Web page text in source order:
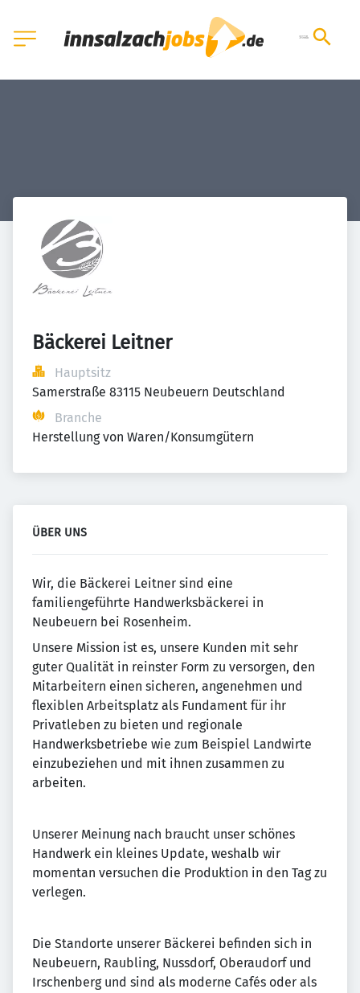
Bäckerei Leitner
Hauptsitz
Samerstraße 83115 Neubeuern Deutschland
Branche
Herstellung von Waren/Konsumgütern
ÜBER UNS
Wir, die Bäckerei Leitner sind eine
familiengeführte Handwerksbäckerei in
Neubeuern bei Rosenheim.
Unsere Mission ist es, unsere Kunden mit sehr
guter Qualität in reinster Form zu versorgen, den
Mitarbeitern einen sicheren, angenehmen und
flexiblen Arbeitsplatz als Fundament für ihr
Privatleben zu bieten und regionale
Handwerksbetriebe wie zum Beispiel Landwirte
einzubeziehen und mit ihnen zusammen zu
arbeiten.
Unserer Meinung nach braucht unser schönes
Handwerk ein kleines Update, weshalb wir
momentan versuchen die Produktion in den Tag zu
verlegen.
Die Standorte unserer Bäckerei befinden sich in
Neubeuern, Raubling, Nussdorf, Oberaudorf und
Irschenberg und sind als moderne Cafés oder als